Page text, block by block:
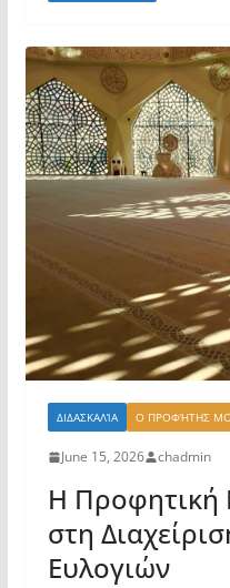
ΔΙΔΑΣΚΑΛΊΑ Ο ΠΡΟΦΉΤΗΣ
June 15, 2026 chadmin
Η Προφητική
στη
Ευλογιών